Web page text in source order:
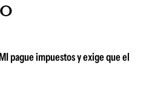
pague impuestos y exige que el